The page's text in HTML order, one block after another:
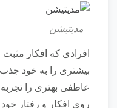
مدیتیشن
افرادی که افکار
بیشتری را به خود
عاطفی بهتری را تجربه
روی افکار و رفتار خود